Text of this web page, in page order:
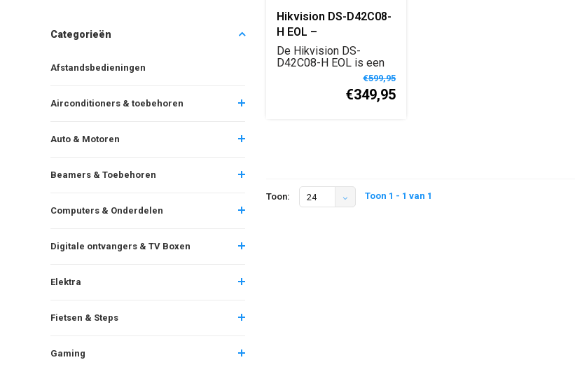
Categorieën
Afstandsbedieningen
Airconditioners & toebehoren
Auto & Motoren
Beamers & Toebehoren
Computers & Onderdelen
Digitale ontvangers & TV Boxen
Elektra
Fietsen & Steps
Gaming
Hikvision DS-D42C08-
H EOL –
Geavanceerde LED
Controller met 8
De Hikvision DS-
D42C08-H EOL is een
LED-controller met 8€599,95
€349,95
Toon: 24 Toon 1 - 1 van 1